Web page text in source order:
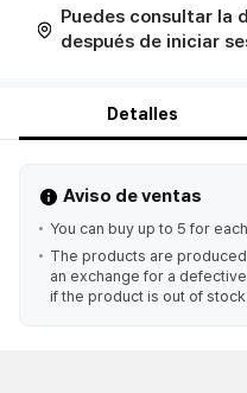
Puedes consultar la
después de iniciar
Detalles
Aviso de ventas
You can buy up to 5 for
The products are
an exchange for a
if the product is out of